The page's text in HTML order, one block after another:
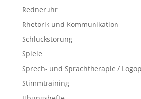
Redneruhr
Rhetorik und Kommunikation
Schluckstörung
Spiele
Sprech- und Sprachtherapie /
Stimmtraining